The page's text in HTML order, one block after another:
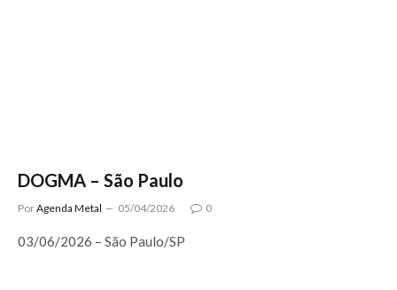
DOGMA – São Paulo
PorAgenda Metal 05/04/2026 0
03/06/2026 – São Paulo/SP